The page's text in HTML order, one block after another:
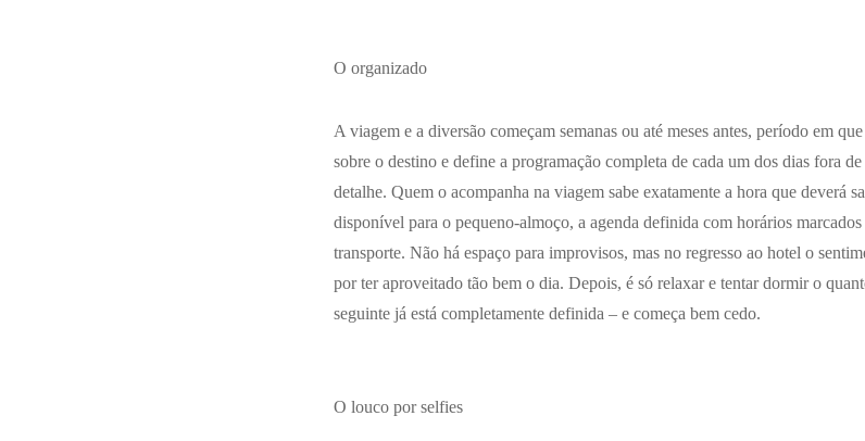
O organizado
A viagem e a diversão começam semanas ou até meses antes, período em
sobre o destino e define a programação completa de cada um dos dias fora
detalhe. Quem o acompanha na viagem sabe exatamente a hora que deverá
disponível para o pequeno-almoço, a agenda definida com horários
transporte. Não há espaço para improvisos, mas no regresso ao hotel o
por ter aproveitado tão bem o dia. Depois, é só relaxar e tentar dormir o
seguinte já está completamente definida – e começa bem cedo.
O louco por selfies